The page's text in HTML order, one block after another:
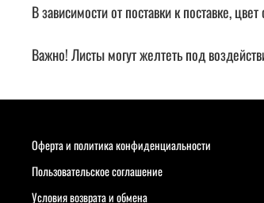
В зависимости от поставки к поставке,
Важно! Листы могут желтеть под
Оферта и политика конфиденциальности
Пользовательское соглашение
Условия возврата и обмена